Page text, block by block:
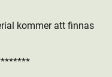
kommer att finnas